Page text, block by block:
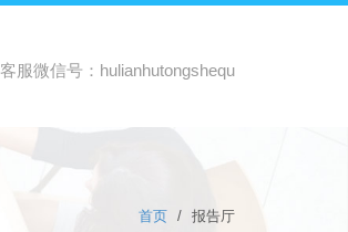
客服微信号：hulianhutongshequ
首页 / 报告厅